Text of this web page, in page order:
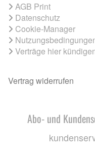
AGB Print
Datenschutz
Cookie-Manager
Verträge hier
Vertrag widerrufen
Abo- und